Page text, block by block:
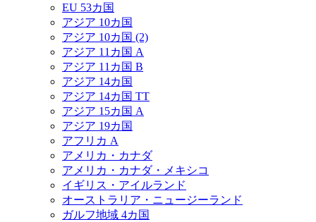
EU 53カ国
アジア 10カ国
アジア 10カ国 (2)
アジア 11カ国 A
アジア 11カ国 B
アジア 14カ国
アジア 14カ国 TT
アジア 15カ国 A
アジア 19カ国
アフリカ A
アメリカ・カナダ
アメリカ・カナダ・メキシコ
イギリス・アイルランド
オーストラリア・ニュージーランド
ガルフ地域 4カ国